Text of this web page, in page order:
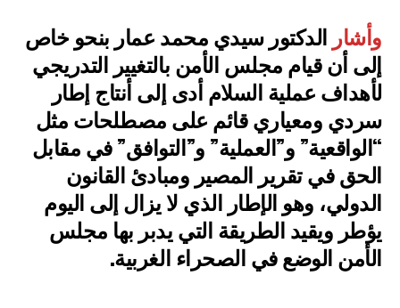
وأشار الدكتور سيدي محمد عمار بنحو خاص
إلى أن قيام مجلس الأمن بالتغيير التدريجي
لأهداف عملية السلام أدى إلى أنتاج إطار
سردي ومعياري قائم على مصطلحات مثل
“الواقعية” و”العملية” و”التوافق” في مقابل
الحق في تقرير المصير ومبادئ القانون
الدولي، وهو الإطار الذي لا يزال إلى اليوم
يؤطر ويقيد الطريقة التي يدبر بها مجلس
الأمن الوضع في الصحراء الغربية.